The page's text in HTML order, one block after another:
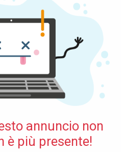
annuncio non
è più presente!